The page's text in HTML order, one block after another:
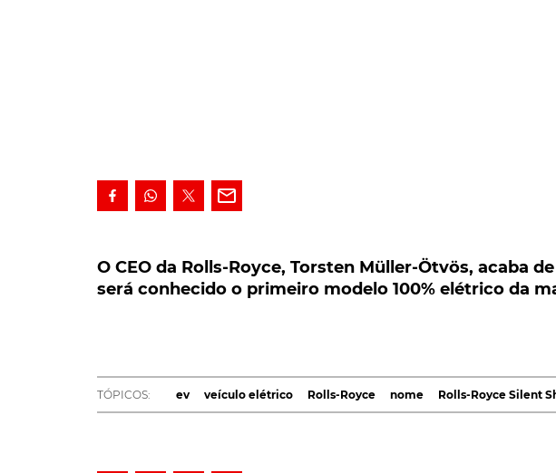
conhecido o primeiro modelo 100% elétrico da marca.
Tal como a rival Bentley, também a Rolls-Royce prepara já a
A confirmação terá sido feita pelo próprio CEO da Rolls-Royce,
O CEO da Rolls-Royce, Torsten Müller-Ötvös, acaba
será conhecido o primeiro modelo 100% elétrico da
TÓPICOS: ev veículo elétrico Rolls-Royce nome Rolls-Royce Silent